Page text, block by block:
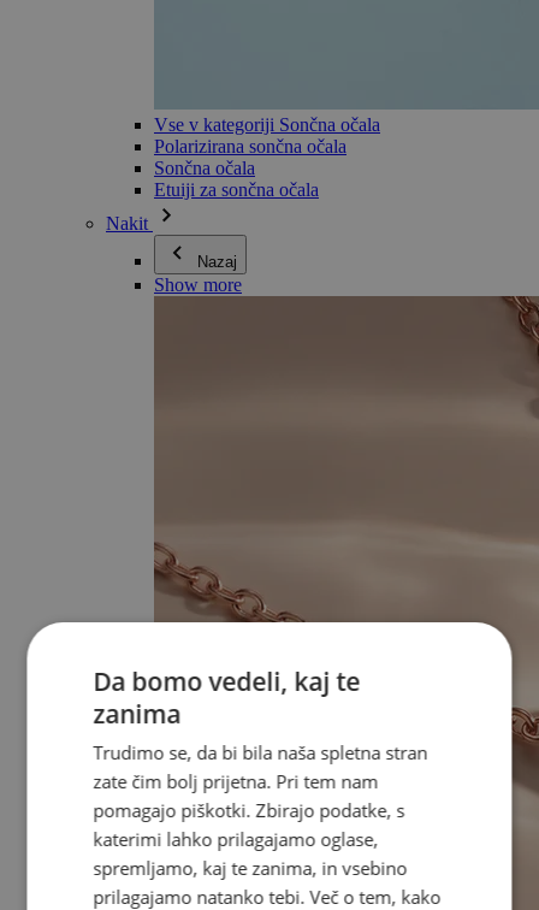
Vse v kategoriji Sončna očala
Polarizirana sončna očala
Sončna očala
Etuiji za sončna očala
Nakit
Nazaj
Show more
Da bomo vedeli, kaj te
zanima
Trudimo se, da bi bila naša spletna stran
zate čim bolj prijetna. Pri tem nam
pomagajo piškotki. Zbirajo podatke, s
katerimi lahko prilagajamo oglase,
spremljamo, kaj te zanima, in vsebino
prilagajamo natanko tebi. Več o tem, kako